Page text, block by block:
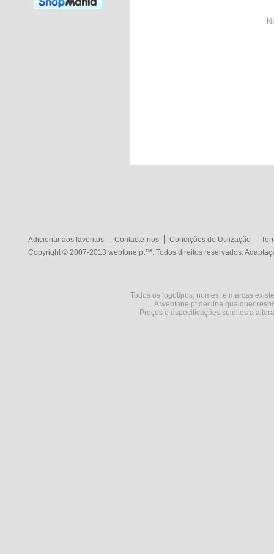
Adicionar aos favoritos Contacte-nos Condições de Utilização
Copyright © 2007-2013 webfone.pt™. Todos direitos reservados.
Todos os logotipos, nomes, e marcas
A webfone.pt declina qualquer
Preços e especificações sujeitos a